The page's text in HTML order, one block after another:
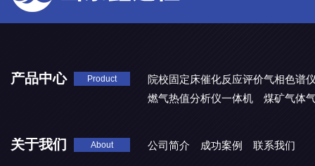
产品中心 Product
院校固定床催化反应评价气相色谱
燃气热值分析仪一体机
煤矿气体
关于我们 About 公司简介 成功案例 联系我们